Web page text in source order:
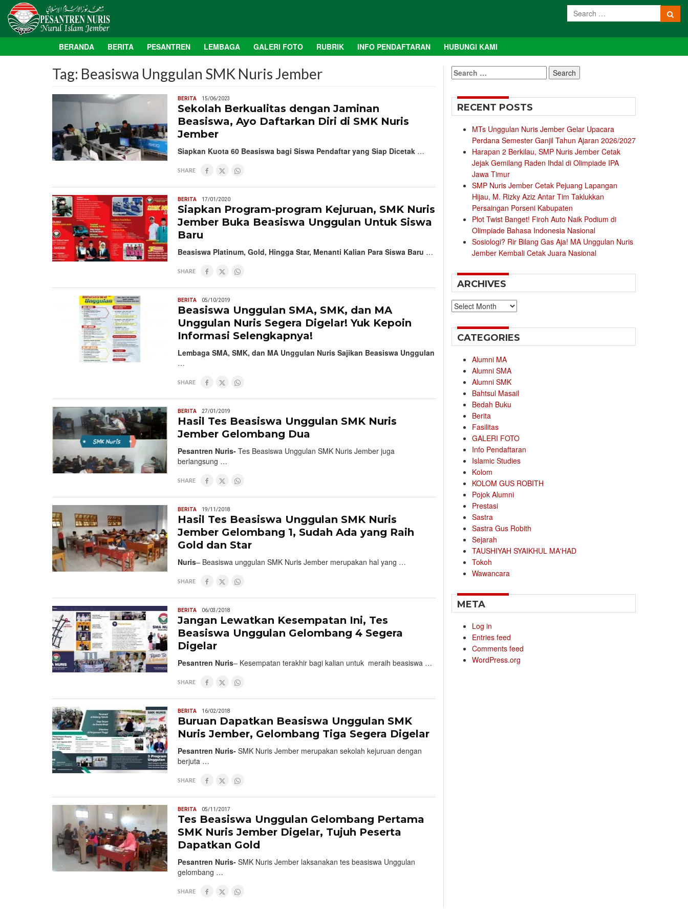
BERANDA BERITA PESANTREN LEMBAGA GALERI FOTO RUBRIK INFO PENDAFTARAN HUBUNGI KAMI
Tag: Beasiswa Unggulan SMK Nuris Jember
BERITA 15/06/2023
Sekolah Berkualitas dengan Jaminan
Beasiswa, Ayo Daftarkan Diri di SMK Nuris
Jember
Siapkan Kuota 60 Beasiswa bagi Siswa Pendaftar yang Siap Dicetak …
SHARE
BERITA 17/01/2020
Siapkan Program-program Kejuruan, SMK Nuris
Jember Buka Beasiswa Unggulan Untuk Siswa
Baru
Beasiswa Platinum, Gold, Hingga Star, Menanti Kalian Para Siswa Baru …
SHARE
BERITA 05/10/2019
Beasiswa Unggulan SMA, SMK, dan MA
Unggulan Nuris Segera Digelar! Yuk Kepoin
Informasi Selengkapnya!
Lembaga SMA, SMK, dan MA Unggulan Nuris Sajikan Beasiswa Unggulan
…
SHARE
BERITA 27/01/2019
Hasil Tes Beasiswa Unggulan SMK Nuris
Jember Gelombang Dua
Pesantren Nuris-Tes Beasiswa Unggulan SMK Nuris Jember juga
berlangsung …
SHARE
BERITA 19/11/2018
Hasil Tes Beasiswa Unggulan SMK Nuris
Jember Gelombang 1, Sudah Ada yang Raih
Gold dan Star
Nuris– Beasiswa unggulan SMK Nuris Jember merupakan hal yang …
SHARE
BERITA 06/03/2018
Jangan Lewatkan Kesempatan Ini, Tes
Beasiswa Unggulan Gelombang 4 Segera
Digelar
Pesantren Nuris– Kesempatan terakhir bagi kalian untuk meraih beasiswa …
SHARE
BERITA 16/02/2018
Buruan Dapatkan Beasiswa Unggulan SMK
Nuris Jember, Gelombang Tiga Segera Digelar
Pesantren Nuris-SMK Nuris Jember merupakan sekolah kejuruan dengan
berjuta …
SHARE
BERITA 05/11/2017
Tes Beasiswa Unggulan Gelombang Pertama
SMK Nuris Jember Digelar, Tujuh Peserta
Dapatkan Gold
Pesantren Nuris-SMK Nuris Jember laksanakan tes beasiswa Unggulan
gelombang …
SHARE
Search
for:
RECENT POSTS
MTs Unggulan Nuris Jember Gelar Upacara
Perdana Semester Ganjil Tahun Ajaran 2026/2027
Harapan 2 Berkilau, SMP Nuris Jember Cetak
Jejak Gemilang Raden Ihdal di Olimpiade IPA
Jawa Timur
SMP Nuris Jember Cetak Pejuang Lapangan
Hijau, M. Rizky Aziz Antar Tim Taklukkan
Persaingan Porseni Kabupaten
Plot Twist Banget! Firoh Auto Naik Podium di
Olimpiade Bahasa Indonesia Nasional
Sosiologi? Rir Bilang Gas Aja! MA Unggulan Nuris
Jember Kembali Cetak Juara Nasional
ARCHIVES
Archives
CATEGORIES
Alumni MA
Alumni SMA
Alumni SMK
Bahtsul Masail
Bedah Buku
Berita
Fasilitas
GALERI FOTO
Info Pendaftaran
Islamic Studies
Kolom
KOLOM GUS ROBITH
Pojok Alumni
Prestasi
Sastra
Sastra Gus Robith
Sejarah
TAUSHIYAH SYAIKHUL MA'HAD
Tokoh
Wawancara
META
Log in
Entries feed
Comments feed
WordPress.org